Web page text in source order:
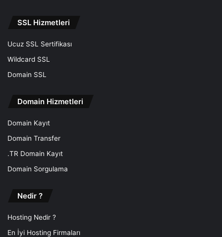
SSL Hizmetleri
Ucuz SSL Sertifikası
Wildcard SSL
Domain SSL
Domain Hizmetleri
Domain Kayıt
Domain Transfer
.TR Domain Kayıt
Domain Sorgulama
Nedir ?
Hosting Nedir ?
En İyi Hosting Firmaları